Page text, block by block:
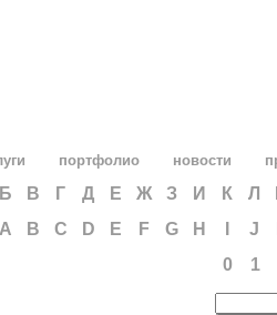
портфолио новости
Б В Г Д Е Ж З И К Л
A
B C D E F G H J
0
1